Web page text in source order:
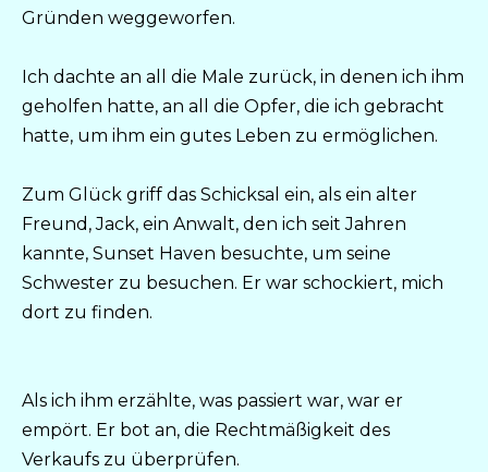
Gründen weggeworfen.
Ich dachte an all die Male zurück, in denen ich ihm
geholfen hatte, an all die Opfer, die ich gebracht
hatte, um ihm ein gutes Leben zu ermöglichen.
Zum Glück griff das Schicksal ein, als ein alter
Freund, Jack, ein Anwalt, den ich seit Jahren
kannte, Sunset Haven besuchte, um seine
Schwester zu besuchen. Er war schockiert, mich
dort zu finden.
Als ich ihm erzählte, was passiert war, war er
empört. Er bot an, die Rechtmäßigkeit des
Verkaufs zu überprüfen.